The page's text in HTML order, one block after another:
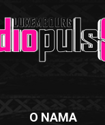
O NAMA